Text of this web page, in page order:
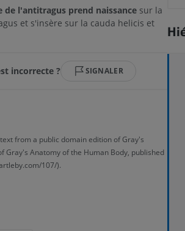
de l'antitragus prend naissancesur la
et s'insère sur la cauda helicis et
incorrecte ? SIGNALER
from a public domain edition of Gray's
Gray's Anatomy of the Human Body, published
107/).